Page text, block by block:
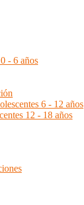
- 6 años
6 - 12 años
12 - 18 años